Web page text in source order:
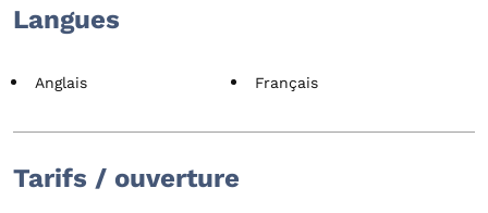
Langues
Anglais Français
Tarifs / ouverture